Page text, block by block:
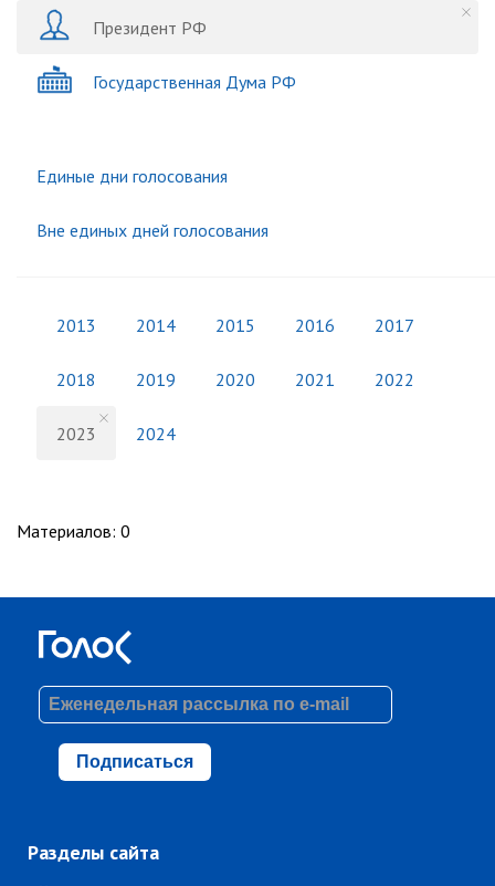
Президент РФ
Государственная Дума РФ
Единые дни голосования
Вне единых дней голосования
2013 2014 2015 2016 2017
2018 2019 2020 2021 2022
2023 2024
Материалов: 0
Подписаться
Разделы сайта